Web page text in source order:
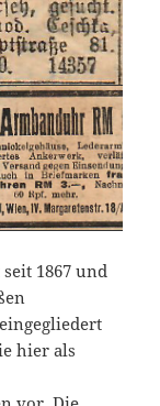
1867 und
hier als